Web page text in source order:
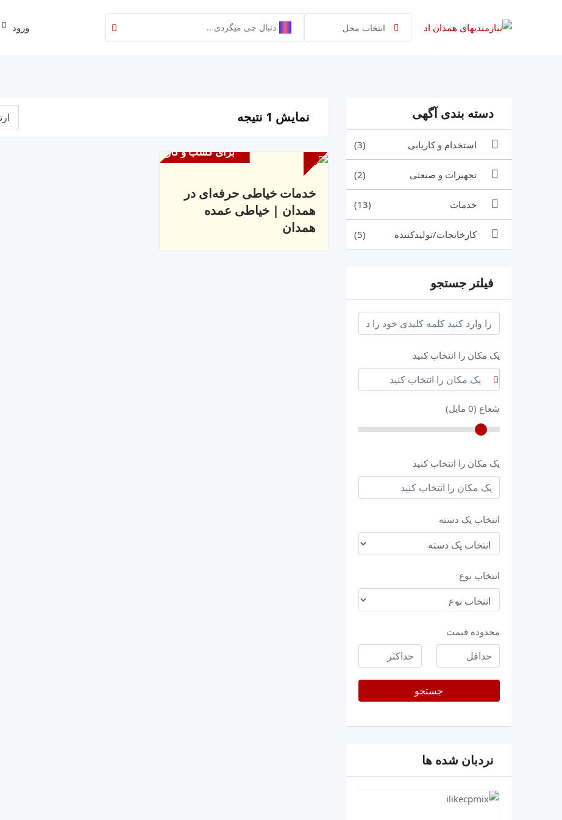
انتخاب محل ورود
دسته بندی آگهی
استخدام و کاریابی (3)
تجهیزات و صنعتی (2)
خدمات (13)
کارخانجات/تولیدکننده (5)
فیلتر جستجو
یک مکان را انتخاب کنید
شعاع (0 مایل)
یک مکان را انتخاب کنید
انتخاب یک دسته
انتخاب نوع
محدوده قیمت
حداقل
قیمت
حداکثر
keyword
جستجو
نردبان شده ها
نمایش 1 نتیجه
برای کسب و کار
خدمات خیاطی حرفه‌ای در
همدان | خیاطی عمده
همدان